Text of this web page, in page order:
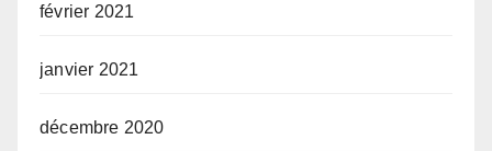
février 2021
janvier 2021
décembre 2020